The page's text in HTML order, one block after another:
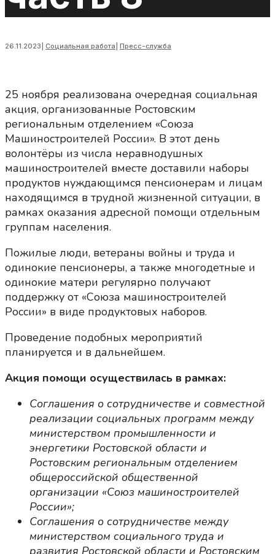
26.11.2023 Социальная работа Пресс-служба
25 ноября реализована очередная социальная
акция, организованные Ростовским
региональным отделением «Союза
Машиностроителей России». В этот день
волонтёры из числа неравнодушных
машиностроителей вместе доставили наборы
продуктов нуждающимся пенсионерам и лицам
находящимся в трудной жизненной ситуации, в
рамках оказания адресной помощи отдельным
группам населения.
Пожилые люди, ветераны войны и труда и
одинокие пенсионеры, а также многодетные и
одинокие матери регулярно получают
поддержку от «Союза машиностроителей
России» в виде продуктовых наборов.
Проведение подобных мероприятий
планируется и в дальнейшем.
Акция помощи осуществилась в рамках:
Соглашения о сотрудничестве и совместной
реализации социальных программ между
министерством промышленности и
энергетики Ростовской области и
Ростовским региональным отделением
общероссийской общественной
организации «Союз машиностроителей
России»;
Соглашения о сотрудничестве между
министерством социального труда и